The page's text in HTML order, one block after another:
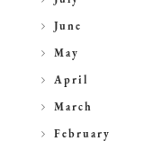
►
June
►
May
►
April
►
March
►
February